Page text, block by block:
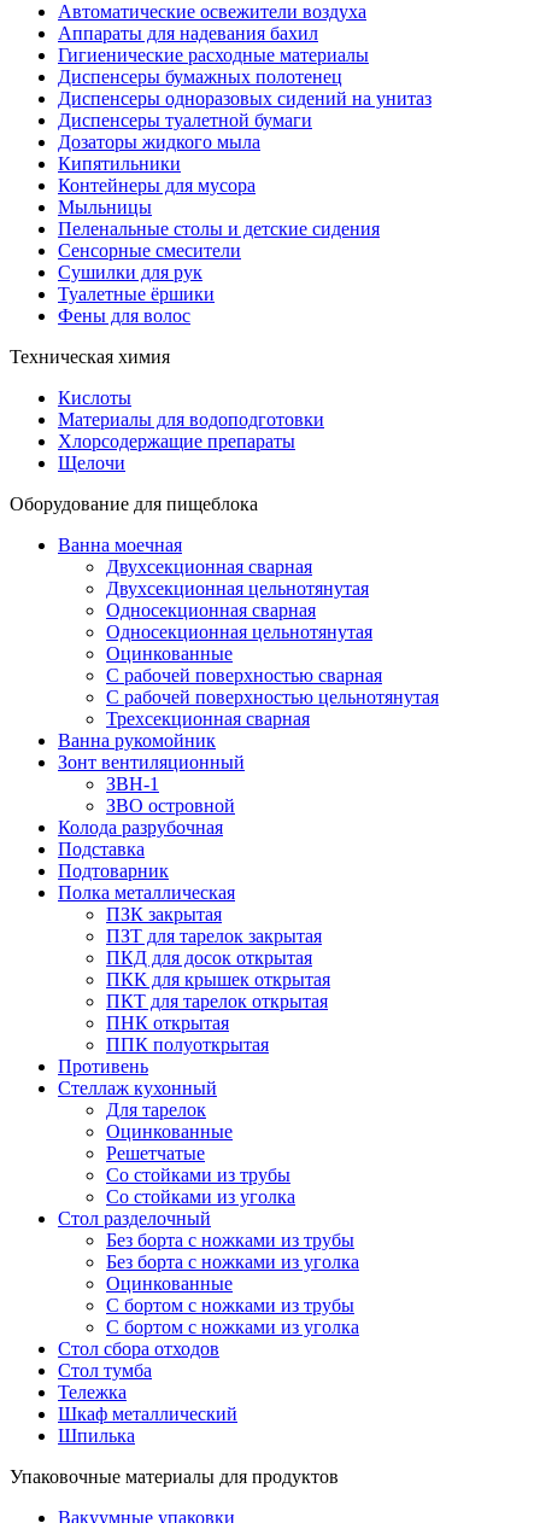
Автоматические освежители воздуха
Аппараты для надевания бахил
Гигиенические расходные материалы
Диспенсеры бумажных полотенец
Диспенсеры одноразовых сидений на унитаз
Диспенсеры туалетной бумаги
Дозаторы жидкого мыла
Кипятильники
Контейнеры для мусора
Мыльницы
Пеленальные столы и детские сидения
Сенсорные смесители
Сушилки для рук
Туалетные ёршики
Фены для волос
Техническая химия
Кислоты
Материалы для водоподготовки
Хлорсодержащие препараты
Щелочи
Оборудование для пищеблока
Ванна моечная
Двухсекционная сварная
Двухсекционная цельнотянутая
Односекционная сварная
Односекционная цельнотянутая
Оцинкованные
С рабочей поверхностью сварная
С рабочей поверхностью цельнотянутая
Трехсекционная сварная
Ванна рукомойник
Зонт вентиляционный
ЗВН-1
ЗВО островной
Колода разрубочная
Подставка
Подтоварник
Полка металлическая
ПЗК закрытая
ПЗТ для тарелок закрытая
ПКД для досок открытая
ПКК для крышек открытая
ПКТ для тарелок открытая
ПНК открытая
ППК полуоткрытая
Противень
Стеллаж кухонный
Для тарелок
Оцинкованные
Решетчатые
Со стойками из трубы
Со стойками из уголка
Стол разделочный
Без борта с ножками из трубы
Без борта с ножками из уголка
Оцинкованные
С бортом с ножками из трубы
С бортом с ножками из уголка
Стол сбора отходов
Стол тумба
Тележка
Шкаф металлический
Шпилька
Упаковочные материалы для продуктов
Вакуумные упаковки